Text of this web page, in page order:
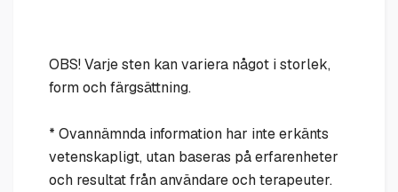
OBS! Varje sten kan variera något i storlek,
form och färgsättning.
* Ovannämnda information har inte erkänts
vetenskapligt, utan baseras på erfarenheter
och resultat från användare och terapeuter.